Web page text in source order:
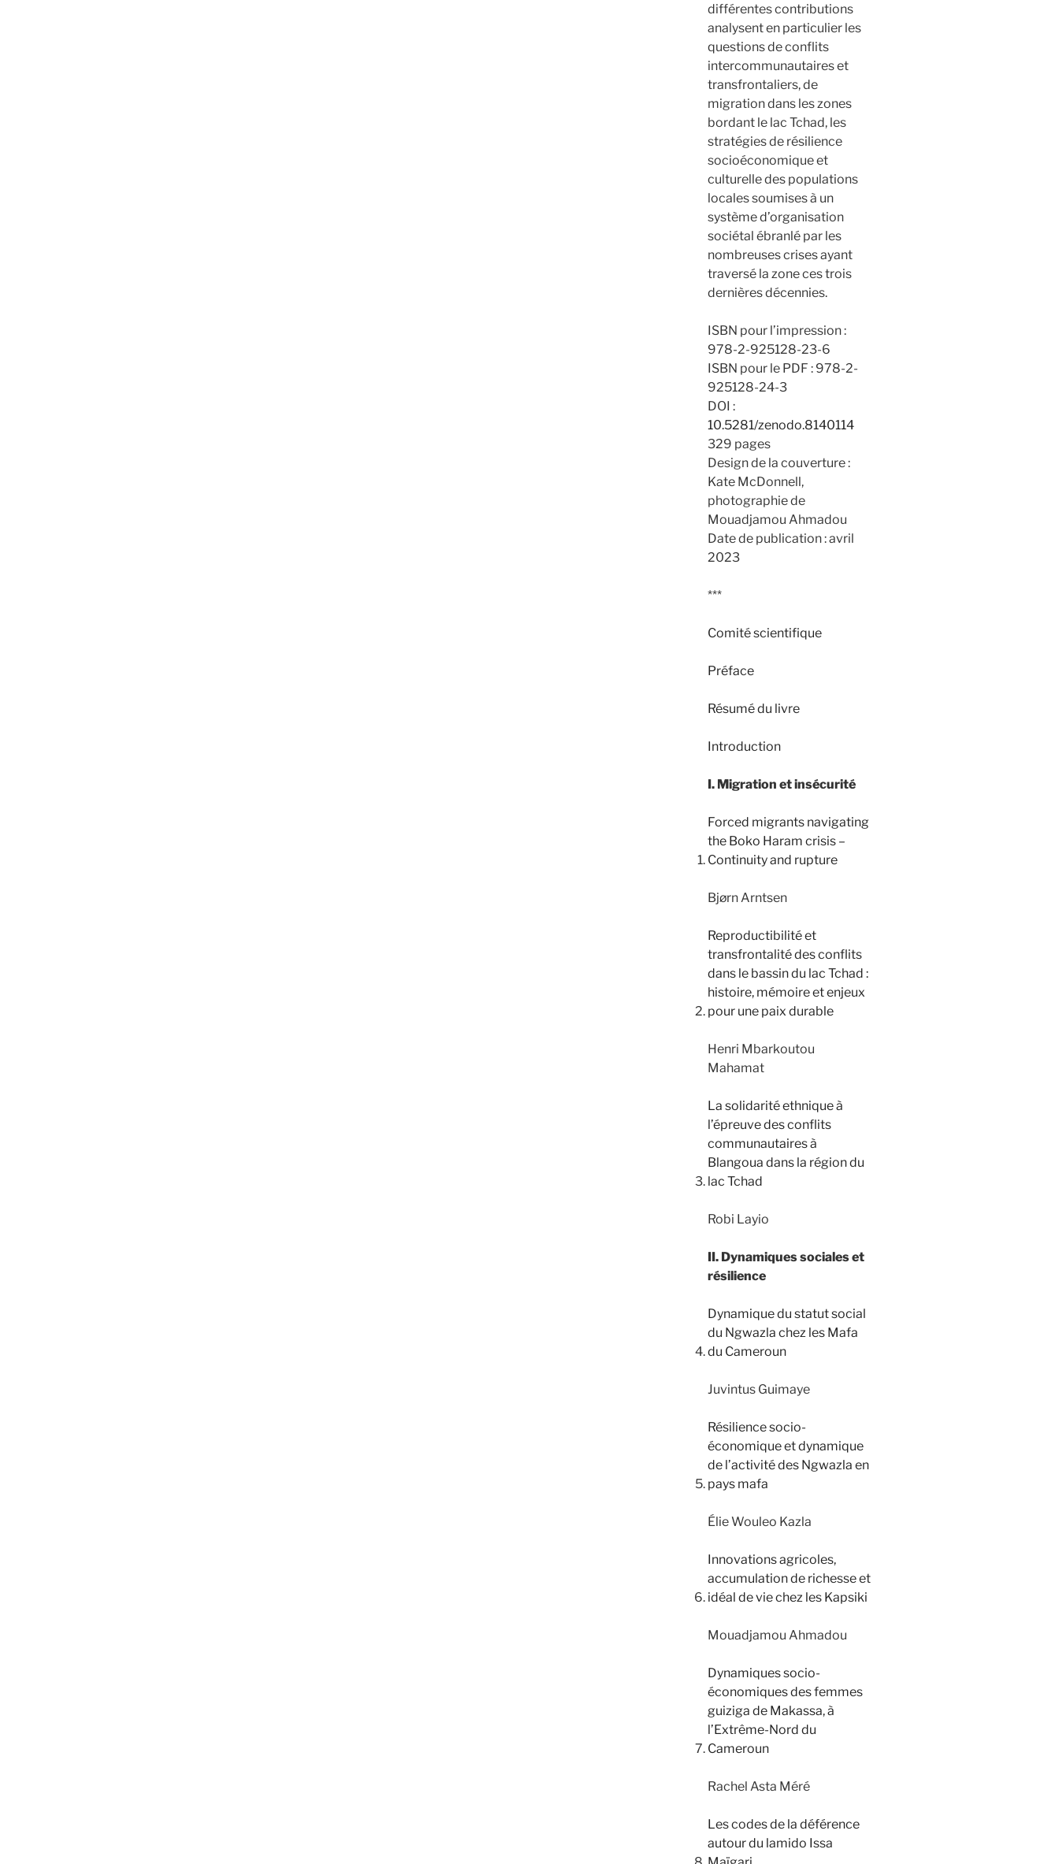
différentes contributions
analysent en particulier les
questions de conflits
intercommunautaires et
transfrontaliers, de
migration dans les zones
bordant le lac Tchad, les
stratégies de résilience
socioéconomique et
culturelle des populations
locales soumises à un
système d’organisation
sociétal ébranlé par les
nombreuses crises ayant
traversé la zone ces trois
dernières décennies.
ISBN pour l’impression :
978-2-925128-23-6
ISBN pour le PDF : 978-2-
925128-24-3
DOI :
10.5281/zenodo.8140114
329 pages
Design de la couverture :
Kate McDonnell,
photographie de
Mouadjamou Ahmadou
Date de publication : avril
2023
***
Comité scientifique
Préface
Résumé du livre
Introduction
I. Migration et insécurité
Forced migrants navigating
the Boko Haram crisis –
Continuity and rupture
Bjørn Arntsen
Reproductibilité et
transfrontalité des conflits
dans le bassin du lac Tchad :
histoire, mémoire et enjeux
pour une paix durable
Henri Mbarkoutou
Mahamat
La solidarité ethnique à
l’épreuve des conflits
communautaires à
Blangoua dans la région du
lac Tchad
Robi Layio
II. Dynamiques sociales et
résilience
Dynamique du statut social
du Ngwazla chez les Mafa
du Cameroun
Juvintus Guimaye
Résilience socio-
économique et dynamique
de l’activité des Ngwazla en
pays mafa
Élie Wouleo Kazla
Innovations agricoles,
accumulation de richesse et
idéal de vie chez les Kapsiki
Mouadjamou Ahmadou
Dynamiques socio-
économiques des femmes
guiziga de Makassa, à
l’Extrême-Nord du
Cameroun
Rachel Asta Méré
Les codes de la déférence
autour du lamido Issa